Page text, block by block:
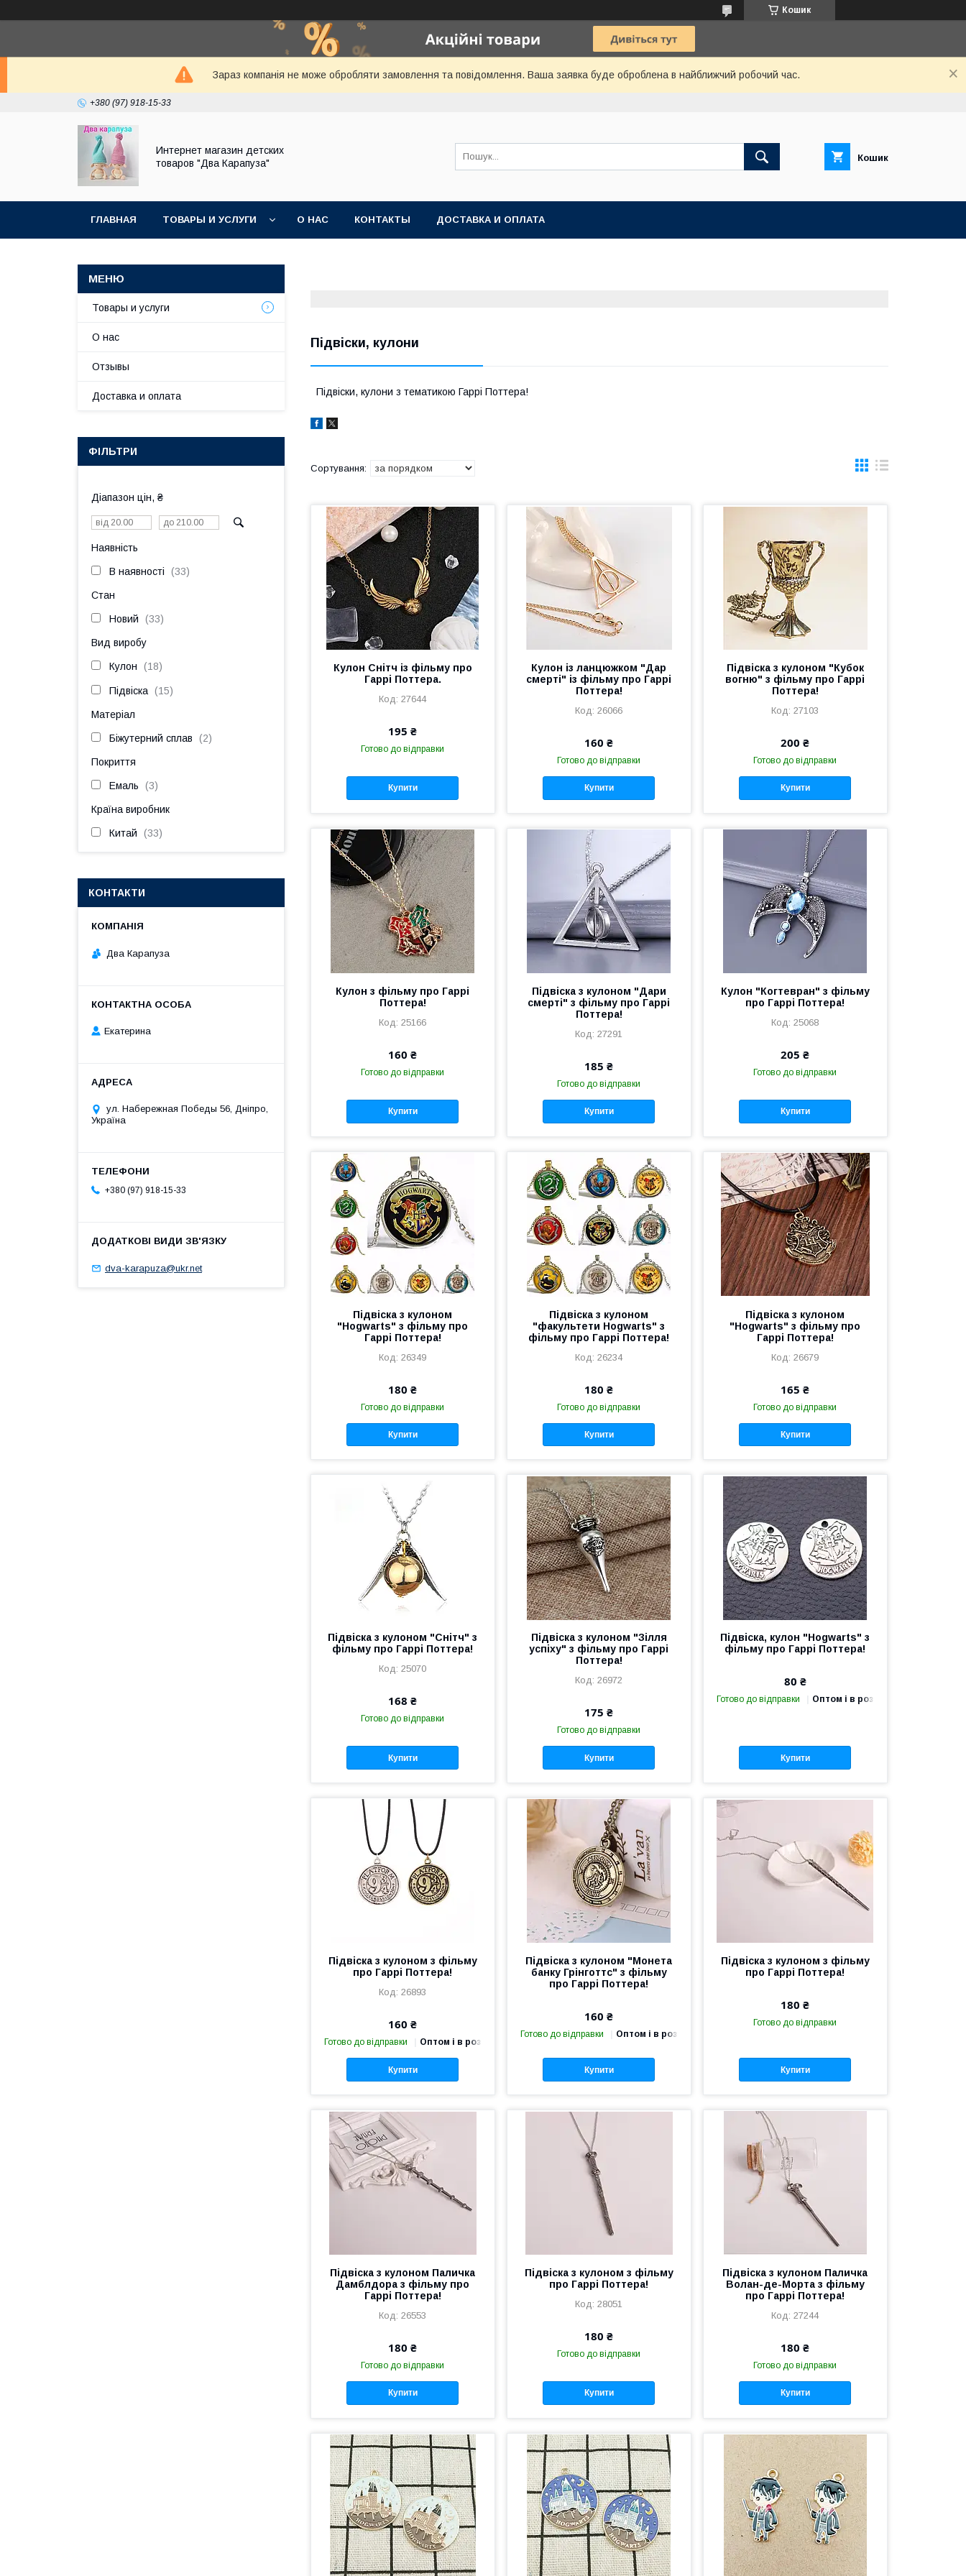
Кошик
Зараз компанія не може обробляти замовлення та повідомлення. Ваша заявка буде оброблена в найближчий робочий час.
+380 (97) 918-15-33
Интернет магазин детских
товаров "Два Карапуза"
Кошик
ГЛАВНАЯ ТОВАРЫ И УСЛУГИ О НАС КОНТАКТЫ ДОСТАВКА И ОПЛАТА
Підвіски, кулони
Підвіски, кулони з тематикою Гаррі Поттера!
Кулон Снітч із фільму про
Гаррі Поттера.
27644
195 ₴
Готово до відправки
Купити
Кулон із ланцюжком "Дар
смерті" із фільму про Гаррі
Поттера!
26066
160 ₴
Готово до відправки
Купити
Підвіска з кулоном "Кубок
вогню" з фільму про Гаррі
Поттера!
27103
200 ₴
Готово до відправки
Купити
Кулон з фільму про Гаррі
Поттера!
25166
160 ₴
Готово до відправки
Купити
Підвіска з кулоном "Дари
смерті" з фільму про Гаррі
Поттера!
27291
185 ₴
Готово до відправки
Купити
Кулон "Когтевран" з фільму
про Гаррі Поттера!
25068
205 ₴
Готово до відправки
Купити
Підвіска з кулоном
"Hogwarts" з фільму про
Гаррі Поттера!
26349
180 ₴
Готово до відправки
Купити
Підвіска з кулоном
"факультети Hogwarts" з
фільму про Гаррі Поттера!
26234
180 ₴
Готово до відправки
Купити
Підвіска з кулоном
"Hogwarts" з фільму про
Гаррі Поттера!
26679
165 ₴
Готово до відправки
Купити
Підвіска з кулоном "Снітч" з
фільму про Гаррі Поттера!
25070
168 ₴
Готово до відправки
Купити
Підвіска з кулоном "Зілля
успіху" з фільму про Гаррі
Поттера!
26972
175 ₴
Готово до відправки
Купити
Підвіска, кулон "Hogwarts" з
фільму про Гаррі Поттера!
80 ₴
Готово до відправки Оптом і в роздріб
Купити
Підвіска з кулоном з фільму
про Гаррі Поттера!
26893
160 ₴
Готово до відправки Оптом і в роздріб
Купити
Підвіска з кулоном "Монета
банку Грінготтс" з фільму
про Гаррі Поттера!
160 ₴
Готово до відправки Оптом і в роздріб
Купити
Підвіска з кулоном з фільму
про Гаррі Поттера!
180 ₴
Готово до відправки
Купити
Підвіска з кулоном Паличка
Дамблдора з фільму про
Гаррі Поттера!
26553
180 ₴
Готово до відправки
Купити
Підвіска з кулоном з фільму
про Гаррі Поттера!
28051
180 ₴
Готово до відправки
Купити
Підвіска з кулоном Паличка
Волан-де-Морта з фільму
про Гаррі Поттера!
27244
180 ₴
Готово до відправки
Купити
Товары и услуги
О нас
Отзывы
Доставка и оплата
ФІЛЬТРИ
Діапазон цін, ₴
Наявність
В наявності 33
Стан
Новий 33
Вид виробу
Кулон 18
Підвіска 15
Матеріал
Біжутерний сплав 2
Покриття
Емаль 3
Країна виробник
Китай 33
КОНТАКТИ
Два Карапуза
Екатерина
ул. Набережная Победы 56, Дніпро,
Україна
+380 (97) 918-15-33
dva-karapuza@ukr.net